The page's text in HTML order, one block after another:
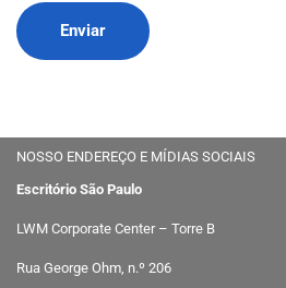
NOSSO ENDEREÇO E MÍDIAS SOCIAIS
Escritório São Paulo
LWM Corporate Center – Torre B
Rua George Ohm, n.º 206